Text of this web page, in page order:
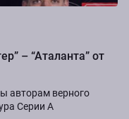
– “Аталанта” от
авторам верного
Серии А